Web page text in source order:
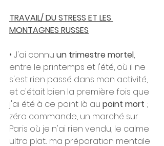
TRAVAIL/ DU STRESS ET LES
MONTAGNES RUSSES
• J'ai connu un trimestre mortel,
entre le printemps et l'été, où il ne
s'est rien passé dans mon activité,
et c'était bien la première fois que
j'ai été à ce point là au point mort ;
zéro commande, un marché sur
Paris où je n'ai rien vendu, le calme
ultra plat... ma préparation mentale